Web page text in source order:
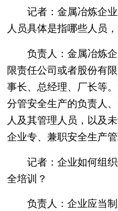
记者：金属冶炼企业
人员具体是指哪些人员
负责人：金属冶炼企
限责任公司或者股份有
事长、总经理、厂长等
分管安全生产的负责人
人及其管理人员，以及
企业专、兼职安全生产管
记者：企业如何组织
全培训？
负责人：企业应当制